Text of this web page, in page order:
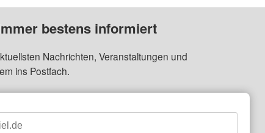
bestens informiert
Nachrichten, Veranstaltungen und
ins Postfach.